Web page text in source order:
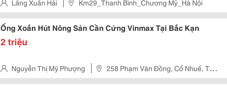
Lăng Xuân Hải Km29_Thanh Bình_Chương Mỹ_Hà Nội
Ống Xoắn Hút Nông Sản Cần Cứng Vinmax Tại Bắc Kạn
2 triệu
Nguyễn Thị Mỹ Phượng
258 Phạm Văn Đồng, Cổ Nhuế, Từ
Liêm, Hà Nội